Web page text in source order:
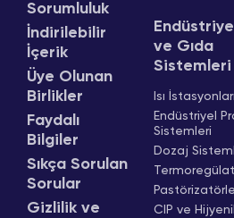
Sorumluluk
İndirilebilir
İçerik
Üye Olunan
Birlikler
Faydalı
Bilgiler
Sıkça Sorulan
Sorular
Gizlilik ve
Endüstriyel
ve Gıda
Sistemleri
Isı İstasyonları
Endüstriyel
Sistemleri
Dozaj
CIP ve